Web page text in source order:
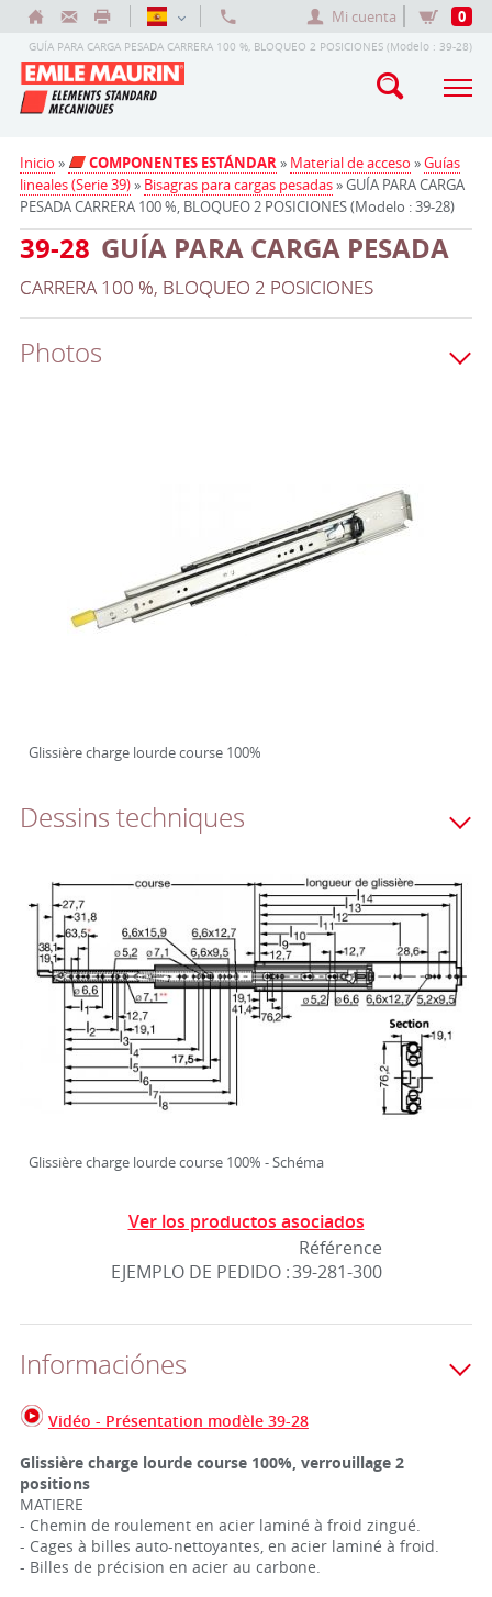
Mi cuenta 0
GUÍA PARA CARGA PESADA CARRERA 100 %, BLOQUEO 2 POSICIONES (Modelo : 39-28)
Inicio » COMPONENTES ESTÁNDAR» Material de acceso »Guías
lineales (Serie 39)» Bisagras para cargas pesadas» GUÍA PARA CARGA
PESADA CARRERA 100 %, BLOQUEO 2 POSICIONES (Modelo : 39-28)
39-28 GUÍA PARA CARGA PESADA
CARRERA 100 %, BLOQUEO 2 POSICIONES
Photos
Glissière charge lourde course 100%
Dessins techniques
Glissière charge lourde course 100% - Schéma
Ver los productos asociados
EJEMPLO DE PEDIDO :
Référence
39-281-300
Informaciónes
Vidéo - Présentation modèle 39-28
Glissière charge lourde course 100%, verrouillage 2
positions
MATIERE
- Chemin de roulement en acier laminé à froid zingué.
- Cages à billes auto-nettoyantes, en acier laminé à froid.
- Billes de précision en acier au carbone.